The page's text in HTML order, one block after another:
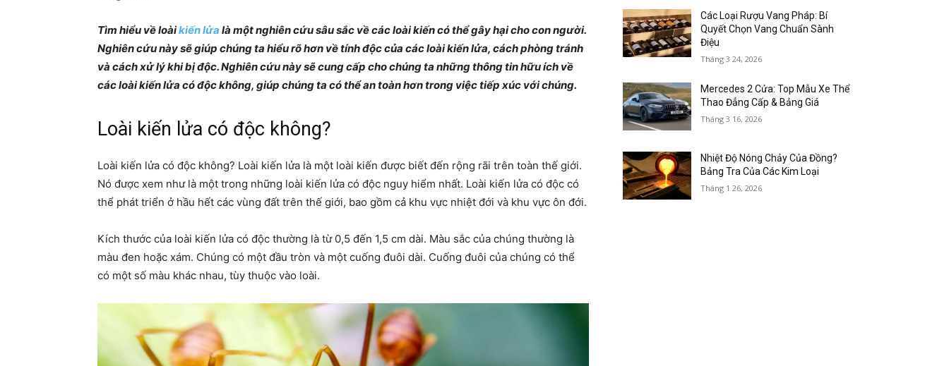
thú
Tìm hiểu về loàikiến lửa là một nghiên cứu sâu sắc về các loài kiến có thể gây hại cho con người.
Nghiên cứu này sẽ giúp chúng ta hiểu rõ hơn về tính độc của các loài kiến lửa, cách phòng tránh
và cách xử lý khi bị độc. Nghiên cứu này sẽ cung cấp cho chúng ta những thông tin hữu ích về
các loài kiến lửa có độc không, giúp chúng ta có thể an toàn hơn trong việc tiếp xúc với chúng.
Loài kiến lửa có độc không?
Loài kiến lửa có độc không? Loài kiến lửa là một loài kiến được biết đến rộng rãi trên toàn thế giới.
Nó được xem như là một trong những loài kiến lửa có độc nguy hiểm nhất. Loài kiến lửa có độc có
thể phát triển ở hầu hết các vùng đất trên thế giới, bao gồm cả khu vực nhiệt đới và khu vực ôn đới.
Kích thước của loài kiến lửa có độc thường là từ 0,5 đến 1,5 cm dài. Màu sắc của chúng thường là
màu đen hoặc xám. Chúng có một đầu tròn và một cuống đuôi dài. Cuống đuôi của chúng có thể
có một số màu khác nhau, tùy thuộc vào loài.
Các Loại Rượu Vang Pháp: Bí
Quyết Chọn Vang Chuẩn Sành
Điệu
Tháng 3 24, 2026
Mercedes 2 Cửa: Top Mẫu Xe Thể
Thao Đẳng Cấp & Bảng Giá
Tháng 3 16, 2026
Nhiệt Độ Nóng Chảy Của Đồng?
Bảng Tra Của Các Kim Loại
Tháng 1 26, 2026